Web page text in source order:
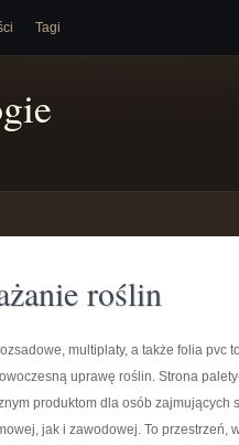
Tagi
roślin
multiplaty, a także folia pvc
uprawę roślin. Strona
produktom dla osób zajmujących
jak i zawodowej. To przestrzeń,